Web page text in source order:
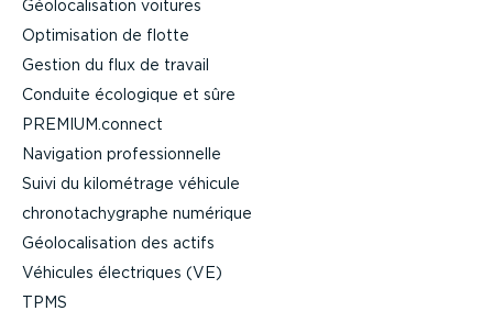
Géolo­ca­li­sation voitures
Optimi­sation de flotte
Gestion du flux de travail
Conduite écologique et sûre
PREMIUM.connect
Navigation profes­sion­nelle
Suivi du kilométrage véhicule
chrono­ta­chy­graphe numérique
Géolo­ca­li­sation des actifs
Véhicules électriques (VE)
TPMS